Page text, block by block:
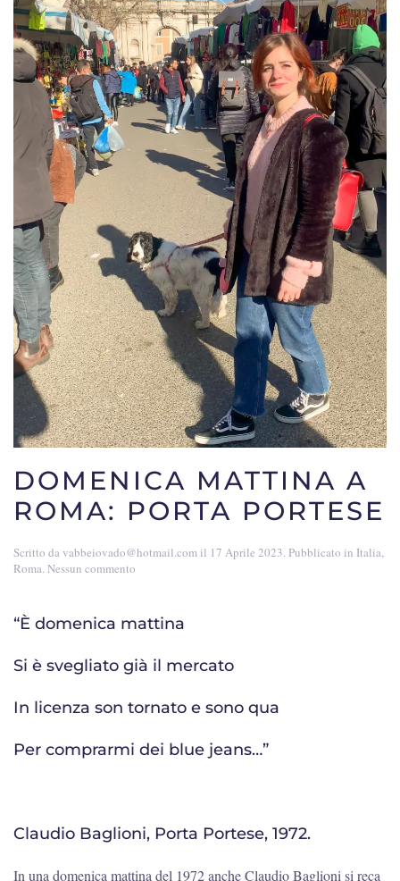
DOMENICA MATTINA A
ROMA: PORTA PORTESE
Scritto davabbeiovado@hotmail.com il 17 Aprile 2023. Pubblicato in Italia,
Roma. Nessun commento
Roma:
Portese
“È domenica mattina
Si è svegliato già il mercato
In licenza son tornato e sono qua
Per comprarmi dei blue jeans…”
Claudio Baglioni, Porta Portese, 1972.
In una domenica mattina del 1972 anche Claudio Baglioni si reca